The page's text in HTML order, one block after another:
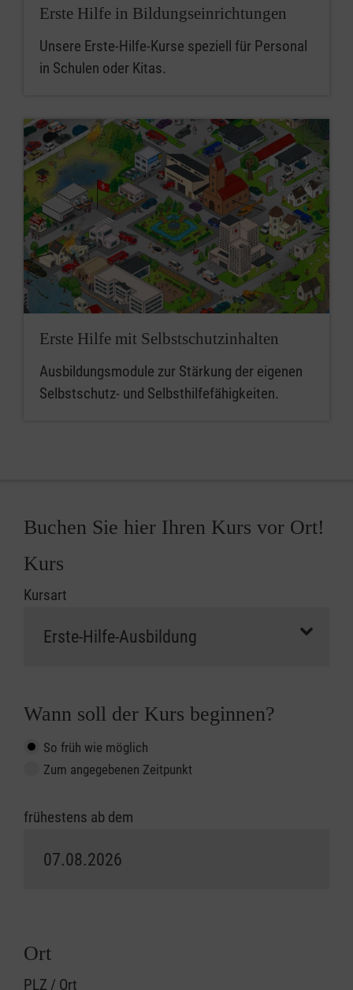
Erste Hilfe in Bildungseinrichtungen
Unsere Erste-Hilfe-Kurse speziell für Personal
in Schulen oder Kitas.
Erste Hilfe mit Selbstschutzinhalten
Ausbildungsmodule zur Stärkung der eigenen
Selbstschutz- und Selbsthilfefähigkeiten.
Buchen Sie hier Ihren Kurs vor Ort!
Kurs
Kursart
Wann soll der Kurs beginnen?
So früh wie möglich
Zum angegebenen Zeitpunkt
frühestens ab dem
Ort
PLZ / Ort